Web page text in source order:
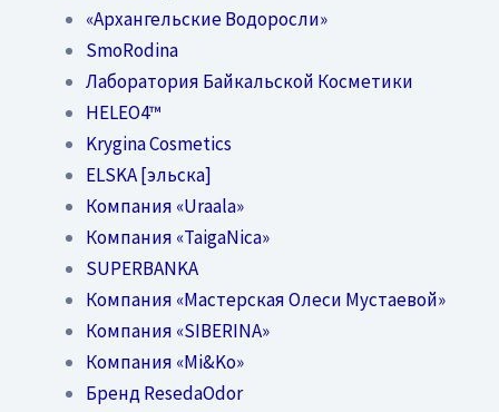
«Архангельские Водоросли»
SmoRodina
Лаборатория Байкальской Косметики
HELEO4™
Krygina Cosmetics
ELSKA [эльска]
Компания «Uraala»
Компания «TaigaNica»
SUPERBANKA
Компания «Мастерская Олеси Мустаевой»
Компания «SIBERINA»
Компания «Mi&Ko»
Бренд ResedaOdor